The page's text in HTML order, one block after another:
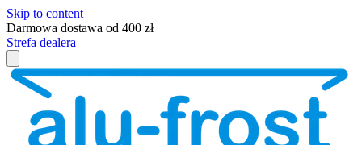
Skip to content
Darmowa dostawa od 400 zł
Strefa dealera